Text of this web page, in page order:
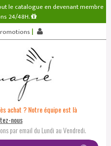
le catalogue en devenant membre
24/48H.
|
achat ? Notre équipe est là
nous
par email du Lundi au Vendredi.